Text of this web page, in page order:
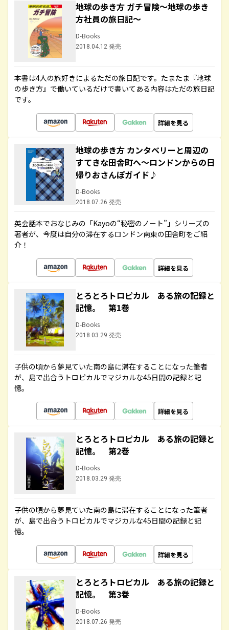
地球の歩き方 ガチ冒険～地球の歩き
方社員の旅日記～
D-Books
2018.04.12 発売
本書は4人の旅好きによるただの旅日記です。たまたま『地球
の歩き方』で働いているだけで書いてある内容はただの旅日記
です。
詳細を見る
地球の歩き方 カンタベリーと周辺の
すてきな田舎町へ～ロンドンからの日
帰りおさんぽガイド♪
D-Books
2018.07.26 発売
英会話本でおなじみの「Kayoの“秘密のノート”」シリーズの
著者が、今度は自分の滞在するロンドン南東の田舎町をご紹
介！
詳細を見る
とろとろトロピカル ある旅の記録と
記憶。 第1巻
D-Books
2018.03.29 発売
子供の頃から夢見ていた南の島に滞在することになった筆者
が、島で出合うトロピカルでマジカルな45日間の記録と記
憶。
詳細を見る
とろとろトロピカル ある旅の記録と
記憶。 第2巻
D-Books
2018.03.29 発売
子供の頃から夢見ていた南の島に滞在することになった筆者
が、島で出合うトロピカルでマジカルな45日間の記録と記
憶。
詳細を見る
とろとろトロピカル ある旅の記録と
記憶。 第3巻
D-Books
2018.07.26 発売